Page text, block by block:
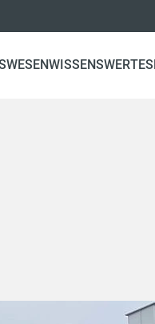
WISSENSWERTES